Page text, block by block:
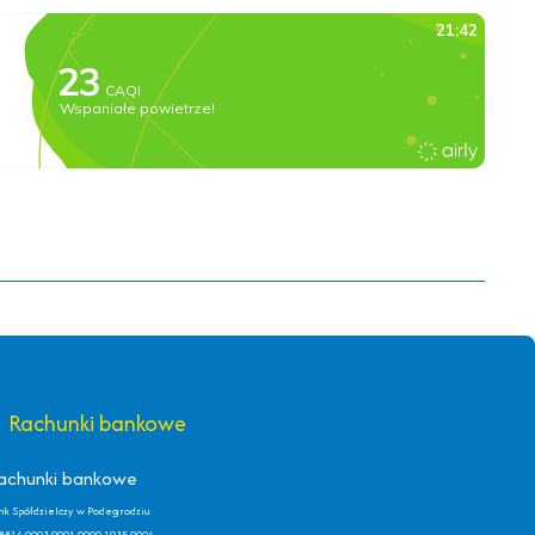
Rachunki bankowe
bankowe
Spółdzielczy w Podegrodziu